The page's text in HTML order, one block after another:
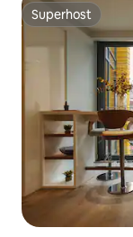
Superhost
Superhost